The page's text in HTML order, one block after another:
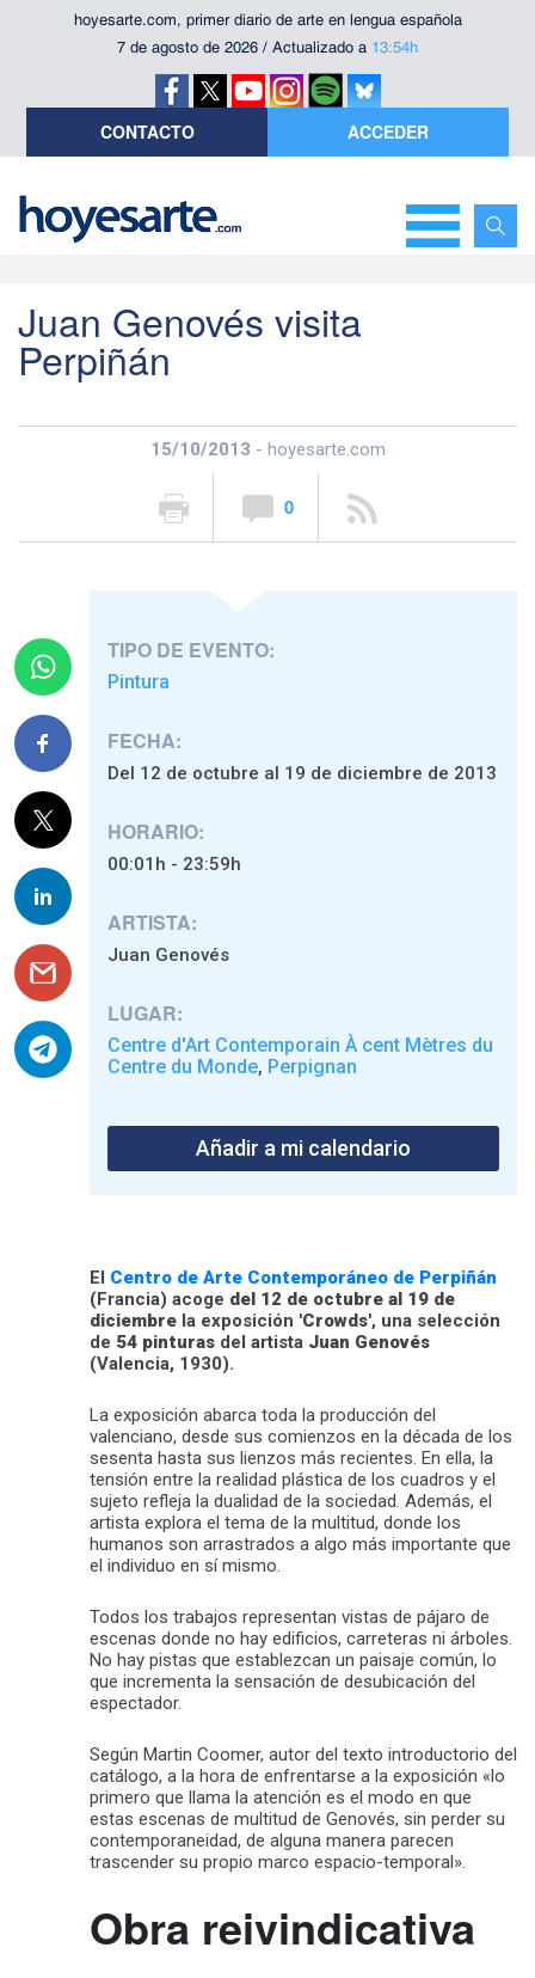
hoyesarte.com, primer diario de arte en lengua española
7 de agosto de 2026 / Actualizado a 13:54h
CONTACTO ACCEDER
Juan Genovés visita
Perpiñán
15/10/2013 - hoyesarte.com
0
TIPO DE EVENTO:
Pintura
FECHA:
Del 12 de octubre al 19 de diciembre de 2013
HORARIO:
00:01h - 23:59h
ARTISTA:
Juan Genovés
LUGAR:
Centre d'Art Contemporain À cent Mètres du
Centre du Monde, Perpignan
Añadir a mi calendario
El Centro de Arte Contemporáneo de Perpiñán
(Francia) acoge del 12 de octubre al 19 de
diciembre la exposición 'Crowds', una selección
de 54 pinturas del artista Juan Genovés
(Valencia, 1930).
La exposición abarca toda la producción del
valenciano, desde sus comienzos en la década de los
sesenta hasta sus lienzos más recientes. En ella, la
tensión entre la realidad plástica de los cuadros y el
sujeto refleja la dualidad de la sociedad. Además, el
artista explora el tema de la multitud, donde los
humanos son arrastrados a algo más importante que
el individuo en sí mismo.
Todos los trabajos representan vistas de pájaro de
escenas donde no hay edificios, carreteras ni árboles.
No hay pistas que establezcan un paisaje común, lo
que incrementa la sensación de desubicación del
espectador.
Según Martin Coomer, autor del texto introductorio del
catálogo, a la hora de enfrentarse a la exposición «lo
primero que llama la atención es el modo en que
estas escenas de multitud de Genovés, sin perder su
contemporaneidad, de alguna manera parecen
trascender su propio marco espacio-temporal».
Obra reivindicativa